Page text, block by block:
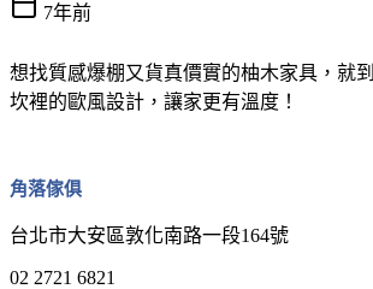
7年前
想找質感爆棚又貨真價實的柚木家具，就到
坎裡的歐風設計，讓家更有溫度！
角落傢俱
台北市大安區敦化南路一段164號
02 2721 6821